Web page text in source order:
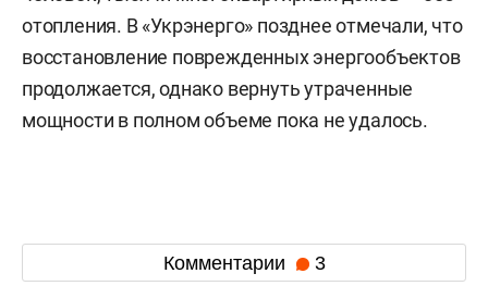
отопления. В «Укрэнерго» позднее отмечали, что
восстановление поврежденных энергообъектов
продолжается, однако вернуть утраченные
мощности в полном объеме пока не удалось.
Комментарии 3